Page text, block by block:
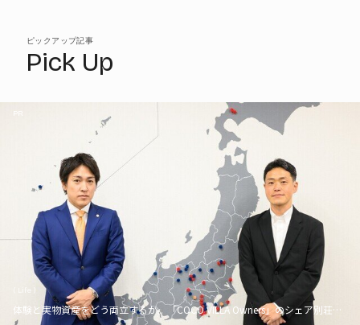
ピックアップ記事
Pick Up
PR
体験と実物資産をどう両立するか。「COCO VILLA Owners」のシェア別荘とい